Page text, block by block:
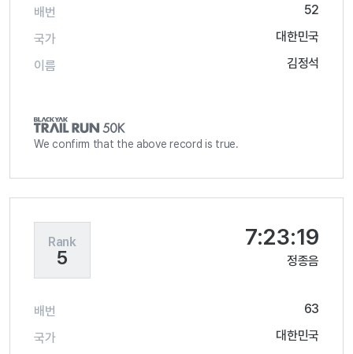
배번
52
국가
대한민국
이름
김정석
We confirm that the above record is true.
Rank
5
7:23:19
정종음
배번
63
국가
대한민국